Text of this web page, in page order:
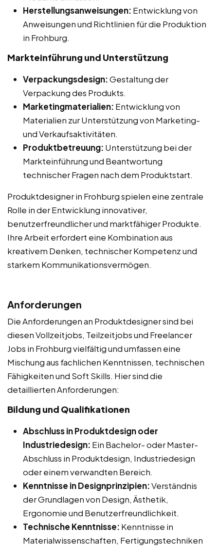
Herstellungsanweisungen: Entwicklung von
Anweisungen und Richtlinien für die Produktion
in Frohburg.
Markteinführung und Unterstützung
Verpackungsdesign:Gestaltung der
Verpackung des Produkts.
Marketingmaterialien: Entwicklung von
Materialien zur Unterstützung von Marketing-
und Verkaufsaktivitäten.
Produktbetreuung: Unterstützung bei der
Markteinführung und Beantwortung
technischer Fragen nach dem Produktstart.
Produktdesigner in Frohburg spielen eine zentrale
Rolle in der Entwicklung innovativer,
benutzerfreundlicher und marktfähiger Produkte.
Ihre Arbeit erfordert eine Kombination aus
kreativem Denken, technischer Kompetenz und
starkem Kommunikationsvermögen.
Anforderungen
Die Anforderungen an Produktdesigner sind bei
diesen Vollzeitjobs, Teilzeitjobs und Freelancer
Jobs in Frohburg vielfältig und umfassen eine
Mischung aus fachlichen Kenntnissen, technischen
Fähigkeiten und Soft Skills. Hier sind die
detaillierten Anforderungen:
Bildung und Qualifikationen
Abschluss in Produktdesign oder
Industriedesign: Ein Bachelor- oder Master-
Abschluss in Produktdesign, Industriedesign
oder einem verwandten Bereich.
Kenntnisse in Designprinzipien:Verständnis
der Grundlagen von Design, Ästhetik,
Ergonomie und Benutzerfreundlichkeit.
Technische Kenntnisse: Kenntnisse in
Materialwissenschaften, Fertigungstechniken